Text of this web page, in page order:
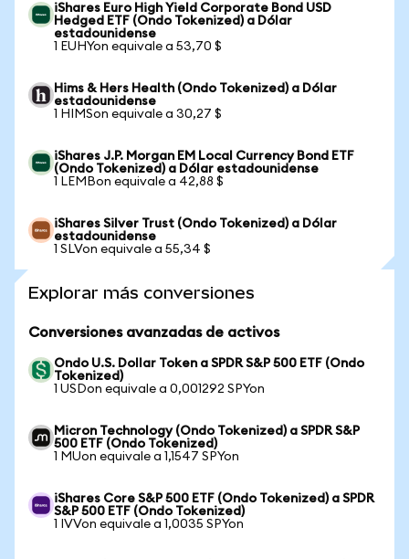
iShares Euro High Yield Corporate Bond USD
Hedged ETF (Ondo Tokenized) a Dólar
estadounidense
1 EUHYon equivale a 53,70 $
Hims & Hers Health (Ondo Tokenized) a Dólar
estadounidense
1 HIMSon equivale a 30,27 $
iShares J.P. Morgan EM Local Currency Bond ETF
(Ondo Tokenized) a Dólar estadounidense
1 LEMBon equivale a 42,88 $
iShares Silver Trust (Ondo Tokenized) a Dólar
estadounidense
1 SLVon equivale a 55,34 $
Explorar más conversiones
Conversiones avanzadas de activos
Ondo U.S. Dollar Token a SPDR S&P 500 ETF (Ondo
Tokenized)
1 USDon equivale a 0,001292 SPYon
Micron Technology (Ondo Tokenized) a SPDR S&P
500 ETF (Ondo Tokenized)
1 MUon equivale a 1,1547 SPYon
iShares Core S&P 500 ETF (Ondo Tokenized) a SPDR
S&P 500 ETF (Ondo Tokenized)
1 IVVon equivale a 1,0035 SPYon